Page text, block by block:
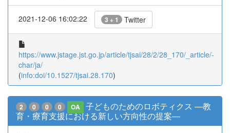
2021-12-06 16:02:22 3 + 1 Twitter
https://www.jstage.jst.go.jp/article/tjsai/28/2/28_170/_article/-
char/ja/
(info:doi/10.1527/tjsai.28.170)
2 0 0 0 OA
子どものためのロボティクス —教
育・療育支援における新しい方向性の提案—